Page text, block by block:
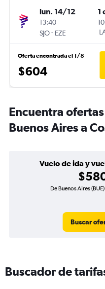
lun. 14/12
13:40
SJO- EZE
1
Oferta encontrada el 1/8
$604
Encuentra
Buenos Aires a
Vuelo de ida y
De Buenos Aires
Buscar
Buscador de